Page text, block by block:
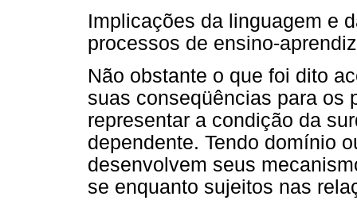
Implicações da linguagem e
processos de ensino-
Não obstante o que foi dito
suas conseqüências para os
representar a condição da
dependente. Tendo domínio
desenvolvem seus
se enquanto sujeitos nas